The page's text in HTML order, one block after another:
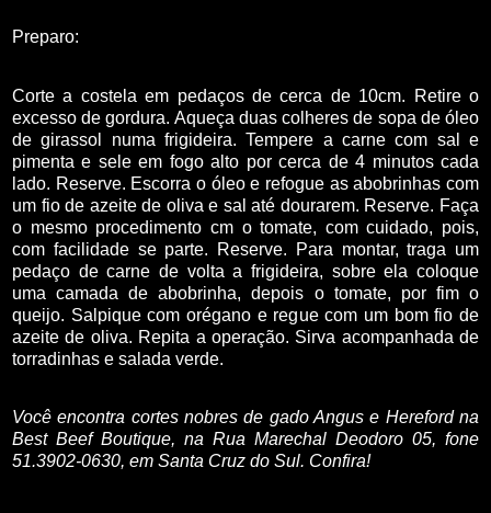
Preparo:
Corte a costela em pedaços de cerca de 10cm. Retire o
excesso de gordura. Aqueça duas colheres de sopa de óleo
de girassol numa frigideira. Tempere a carne com sal e
pimenta e sele em fogo alto por cerca de 4 minutos cada
lado. Reserve. Escorra o óleo e refogue as abobrinhas com
um fio de azeite de oliva e sal até dourarem. Reserve. Faça
o mesmo procedimento cm o tomate, com cuidado, pois,
com facilidade se parte. Reserve. Para montar, traga um
pedaço de carne de volta a frigideira, sobre ela coloque
uma camada de abobrinha, depois o tomate, por fim o
queijo. Salpique com orégano e regue com um bom fio de
azeite de oliva. Repita a operação. Sirva acompanhada de
torradinhas e salada verde.
Você encontra cortes nobres de gado Angus e Hereford na
Best Beef Boutique, na Rua Marechal Deodoro 05, fone
51.3902-0630, em Santa Cruz do Sul. Confira!